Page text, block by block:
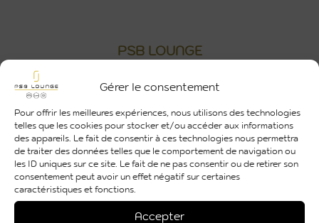
Gérer le consentement
Pour offrir les meilleures expériences, nous utilisons des technologies
telles que les cookies pour stocker et/ou accéder aux informations
des appareils. Le fait de consentir à ces technologies nous permettra
de traiter des données telles que le comportement de navigation ou
les ID uniques sur ce site. Le fait de ne pas consentir ou de retirer son
consentement peut avoir un effet négatif sur certaines
caractéristiques et fonctions.
Accepter
PSB LOUNGE
Restez connectés et abonnez-vous à notre
newsletter